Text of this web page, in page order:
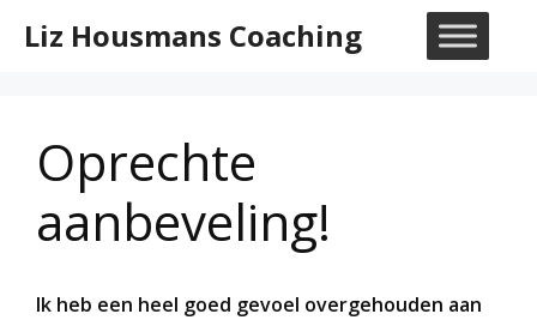
naarLiz Housmans Coaching
Oprechte
aanbeveling!
Ik heb een heel goed gevoel overgehouden aan